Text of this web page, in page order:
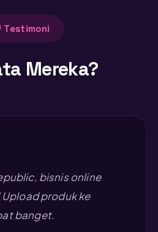
Testimoni
Mereka?
bisnis online
produk ke
banget.